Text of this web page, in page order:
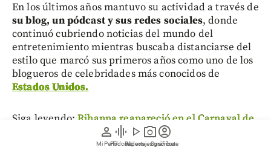
person
Mi Perfil
graphic_eq
Pódcast
play_arrow
Videos
photo_camera
Reportajes gráficos
account_circle
Suscríbete
En los últimos años mantuvo su actividad a través de
su blog, un pódcast y sus redes sociales, donde
continuó cubriendo noticias del mundo del
entretenimiento mientras buscaba distanciarse del
estilo que marcó sus primeros años como uno de los
blogueros de celebridades más conocidos de
Estados Unidos.
Siga leyendo:Rihanna reapareció en el Carnaval de
Barbados: así fue su impactante desfile en el Crop